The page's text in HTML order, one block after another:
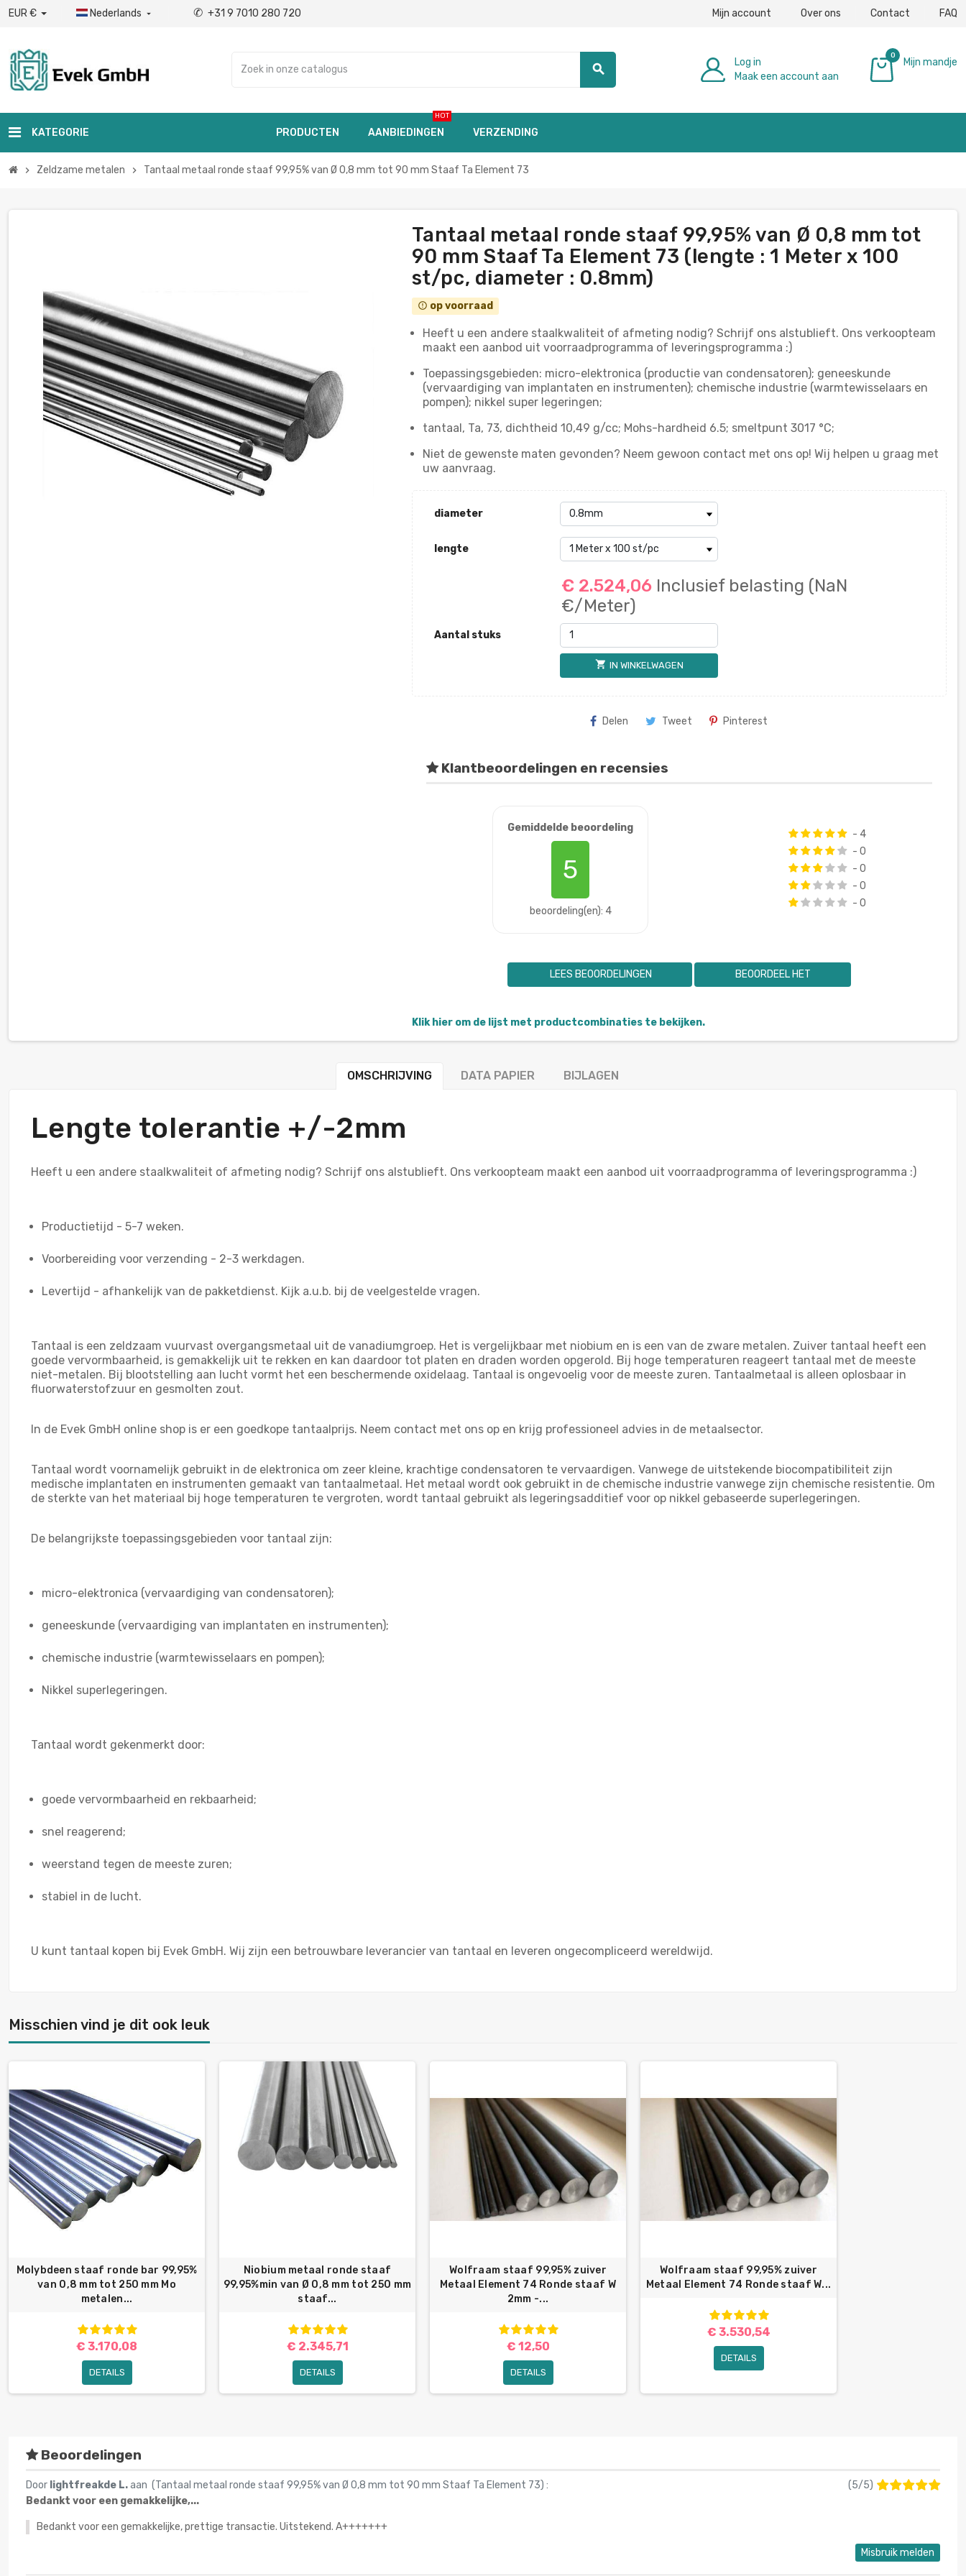
EUR € Nederlands  ✆ +31 9 7010 280 720 Mijn account Over ons Contact FAQ
search
Log in
Maak een account aan
0
Mijn mandje
KATEGORIE PRODUCTEN AANBIEDINGEN
HOT
VERZENDING
chevron_right Zeldzame metalen chevron_right Tantaal metaal ronde staaf 99,95% van Ø 0,8 mm tot 90 mm Staaf Ta Element 73
Tantaal metaal ronde staaf 99,95% van Ø 0,8 mm tot
90 mm Staaf Ta Element 73 (lengte : 1 Meter x 100
st/pc, diameter : 0.8mm)
error_outline op voorraad
Heeft u een andere staalkwaliteit of afmeting nodig? Schrijf ons alstublieft. Ons verkoopteam
maakt een aanbod uit voorraadprogramma of leveringsprogramma :)
Toepassingsgebieden: micro-elektronica (productie van condensatoren); geneeskunde
(vervaardiging van implantaten en instrumenten); chemische industrie (warmtewisselaars en
pompen); nikkel super legeringen;
tantaal, Ta, 73, dichtheid 10,49 g/cc; Mohs-hardheid 6.5; smeltpunt 3017 °C;
Niet de gewenste maten gevonden? Neem gewoon contact met ons op! Wij helpen u graag met
uw aanvraag.
diameter
lengte
€ 2.524,06 Inclusief belasting (NaN
€/Meter)
Aantal stuks
shopping_cart IN WINKELWAGEN
Delen Tweet Pinterest
Klantbeoordelingen en recensies
Gemiddelde beoordeling
5
beoordeling(en): 4
- 4
- 0
- 0
- 0
- 0
LEES BEOORDELINGEN BEOORDEEL HET
Klik hier om de lijst met productcombinaties te bekijken.
OMSCHRIJVING DATA PAPIER BIJLAGEN
Lengte tolerantie +/-2mm
Heeft u een andere staalkwaliteit of afmeting nodig? Schrijf ons alstublieft. Ons verkoopteam maakt een aanbod uit voorraadprogramma of leveringsprogramma :)
Productietijd - 5-7 weken.
Voorbereiding voor verzending - 2-3 werkdagen.
Levertijd - afhankelijk van de pakketdienst. Kijk a.u.b. bij de veelgestelde vragen.
Tantaal is een zeldzaam vuurvast overgangsmetaal uit de vanadiumgroep. Het is vergelijkbaar met niobium en is een van de zware metalen. Zuiver tantaal heeft een
goede vervormbaarheid, is gemakkelijk uit te rekken en kan daardoor tot platen en draden worden opgerold. Bij hoge temperaturen reageert tantaal met de meeste
niet-metalen. Bij blootstelling aan lucht vormt het een beschermende oxidelaag. Tantaal is ongevoelig voor de meeste zuren. Tantaalmetaal is alleen oplosbaar in
fluorwaterstofzuur en gesmolten zout.
In de Evek GmbH online shop is er een goedkope tantaalprijs. Neem contact met ons op en krijg professioneel advies in de metaalsector.
Tantaal wordt voornamelijk gebruikt in de elektronica om zeer kleine, krachtige condensatoren te vervaardigen. Vanwege de uitstekende biocompatibiliteit zijn
medische implantaten en instrumenten gemaakt van tantaalmetaal. Het metaal wordt ook gebruikt in de chemische industrie vanwege zijn chemische resistentie. Om
de sterkte van het materiaal bij hoge temperaturen te vergroten, wordt tantaal gebruikt als legeringsadditief voor op nikkel gebaseerde superlegeringen.
De belangrijkste toepassingsgebieden voor tantaal zijn:
micro-elektronica (vervaardiging van condensatoren);
geneeskunde (vervaardiging van implantaten en instrumenten);
chemische industrie (warmtewisselaars en pompen);
Nikkel superlegeringen.
Tantaal wordt gekenmerkt door:
goede vervormbaarheid en rekbaarheid;
snel reagerend;
weerstand tegen de meeste zuren;
stabiel in de lucht.
U kunt tantaal kopen bij Evek GmbH. Wij zijn een betrouwbare leverancier van tantaal en leveren ongecompliceerd wereldwijd.
Misschien vind je dit ook leuk
Molybdeen staaf ronde bar 99,95%
van 0,8 mm tot 250 mm Mo
metalen...
€ 3.170,08
DETAILS
Niobium metaal ronde staaf
99,95%min van Ø 0,8 mm tot 250 mm
staaf...
€ 2.345,71
DETAILS
Wolfraam staaf 99,95% zuiver
Metaal Element 74 Ronde staaf W
2mm -...
€ 12,50
DETAILS
Wolfraam staaf 99,95% zuiver
Metaal Element 74 Ronde staaf W...
€ 3.530,54
DETAILS
Beoordelingen
Door lightfreakde L.aan (Tantaal metaal ronde staaf 99,95% van Ø 0,8 mm tot 90 mm Staaf Ta Element 73) : (5/5)
Bedankt voor een gemakkelijke,...
Bedankt voor een gemakkelijke, prettige transactie. Uitstekend. A+++++++
Misbruik melden